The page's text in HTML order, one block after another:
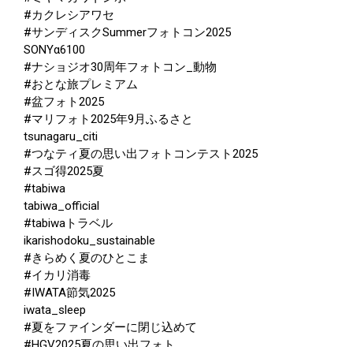
#カクレシアワセ
#サンディスクSummerフォトコン2025
SONYα6100
#ナショジオ30周年フォトコン_動物
#おとな旅プレミアム
#盆フォト2025
#マリフォト2025年9月ふるさと
tsunagaru_citi
#つなティ夏の思い出フォトコンテスト2025
#スゴ得2025夏
#tabiwa
tabiwa_official
#tabiwaトラベル
ikarishodoku_sustainable
#きらめく夏のひとこま
#イカリ消毒
#IWATA節気2025
iwata_sleep
#夏をファインダーに閉じ込めて